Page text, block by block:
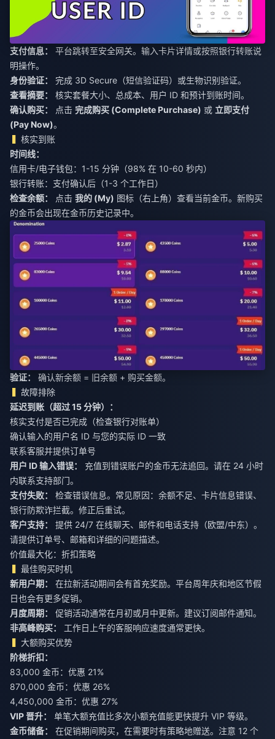
支付信息：
平台跳转至安全网关。输入卡片详情或按照银行转账说
明操作。
身份验证：
完成 3D Secure（短信验证码）或生物识别验证。
查看摘要：
核实套餐大小、总成本、用户 ID 和预计到账时间。
确认购买：
点击 完成购买 (Complete Purchase) 或 立即支付
(Pay Now)。
核实到账
时间线：
信用卡/电子钱包：1-15 分钟（98% 在 10-60 秒内）
银行转账：支付确认后（1-3 个工作日）
检查余额：
点击 我的 (My) 图标（右上角）查看当前金币。新购买
的金币会出现在金币历史记录中。
验证：
确认新余额 = 旧余额 + 购买金额。
故障排除
延迟到账（超过 15 分钟）：
核实支付是否已完成（检查银行对账单）
确认输入的用户名 ID 与您的实际 ID 一致
联系客服并提供订单号
用户 ID 输入错误：
充值到错误账户的金币无法追回。请在 24 小时
内联系支持部门。
支付失败：
检查错误信息。常见原因：余额不足、卡片信息错误、
银行防欺诈拦截。修正后重试。
客户支持：
提供 24/7 在线聊天、邮件和电话支持（欧盟/中东）。
请提供订单号、邮箱和详细的问题描述。
价值最大化：折扣策略
最佳购买时机
新用户期：
在拉新活动期间会有首充奖励。平台周年庆和地区节假
日也会有更多促销。
月度周期：
促销活动通常在月初或月中更新。建议订阅邮件通知。
非高峰购买：
工作日上午的客服响应速度通常更快。
大额购买优势
阶梯折扣：
83,000 金币：优惠 21%
870,000 金币：优惠 26%
4,450,000 金币：优惠 27%
VIP 晋升：
单笔大额充值比多次小额充值能更快提升 VIP 等级。
金币储备：
在促销期间购买，在需要时有策略地赠送。注意 12 个